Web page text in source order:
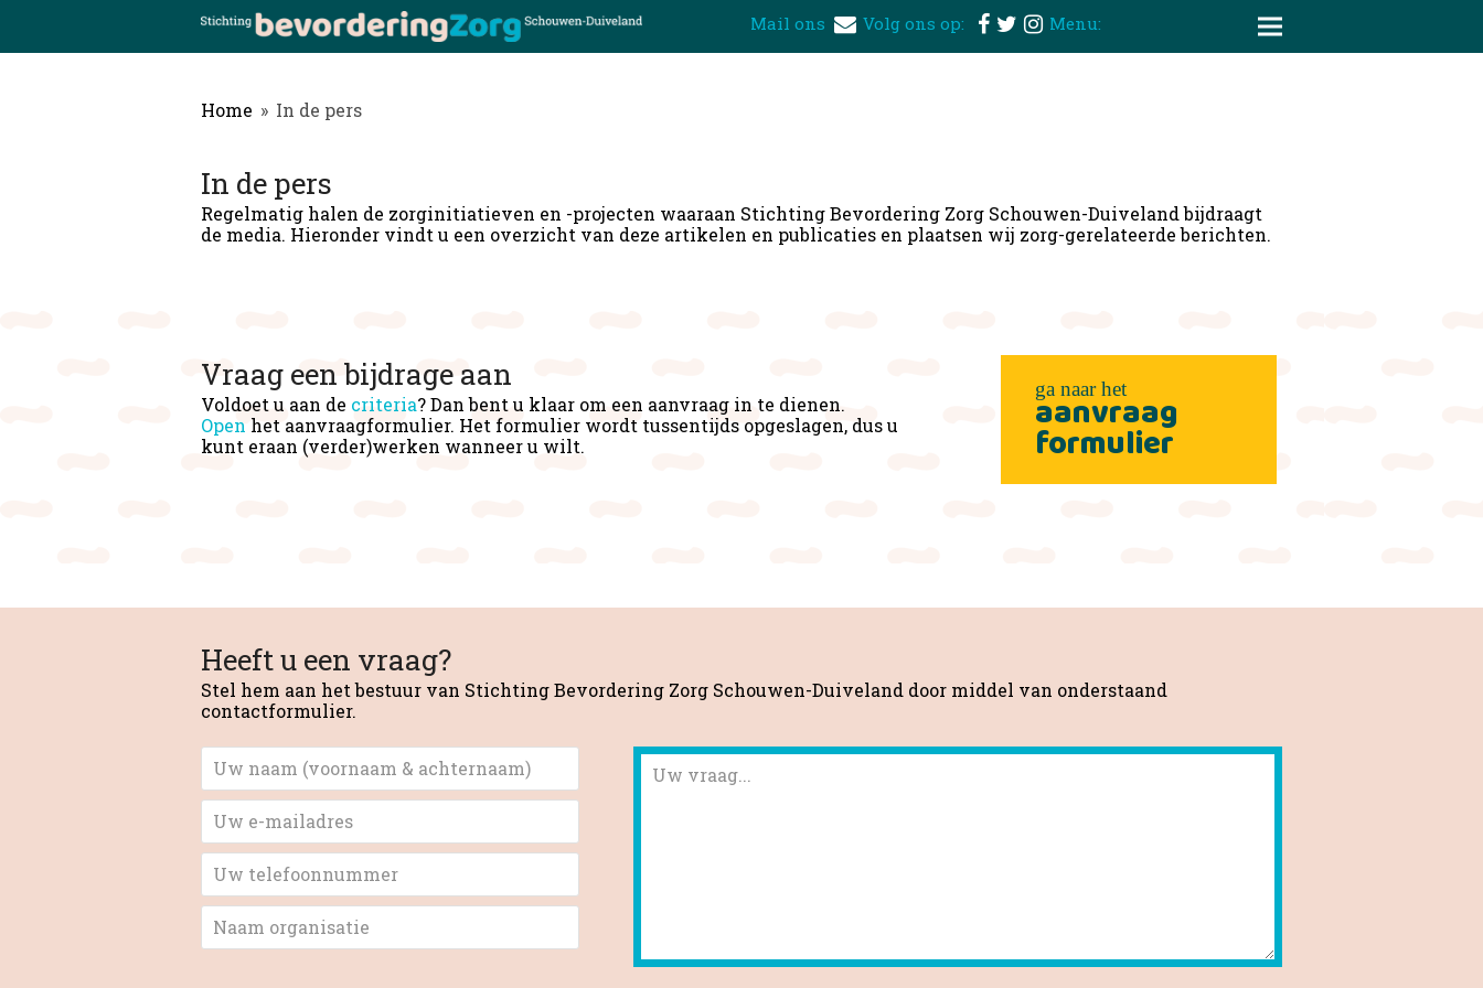
Mail ons Volg ons op: Menu:
Home » In de pers
In de pers
Regelmatig halen de zorginitiatieven en -projecten waaraan Stichting Bevordering Zorg Schouwen-Duiveland bijdraagt
de media. Hieronder vindt u een overzicht van deze artikelen en publicaties en plaatsen wij zorg-gerelateerde berichten.
Vraag een bijdrage aan
Voldoet u aan de criteria? Dan bent u klaar om een aanvraag in te dienen.
Open het aanvraagformulier. Het formulier wordt tussentijds opgeslagen, dus u
kunt eraan (verder)werken wanneer u wilt.
aanvraag
formulier
Heeft u een vraag?
Stel hem aan het bestuur van Stichting Bevordering Zorg Schouwen-Duiveland door middel van onderstaand
contactformulier.